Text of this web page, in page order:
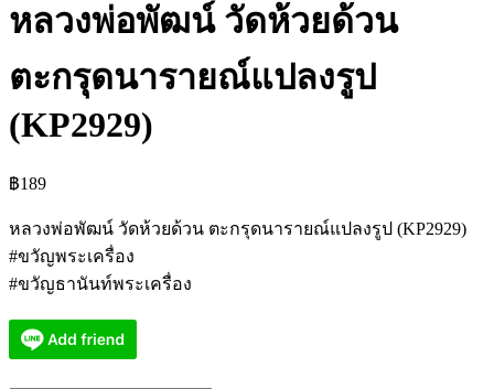
หลวงพ่อพัฒน์ วัดห้วยด้วน
ตะกรุดนารายณ์แปลงรูป
(KP2929)
฿189
หลวงพ่อพัฒน์ วัดห้วยด้วน ตะกรุดนารายณ์แปลงรูป (KP2929)
#ขวัญพระเครื่อง
#ขวัญธานันท์พระเครื่อง